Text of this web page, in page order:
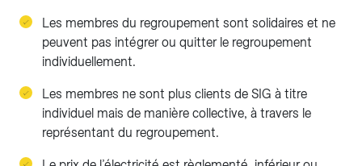
Les membres du regroupement sont solidaires et ne
peuvent pas intégrer ou quitter le regroupement
individuellement.
Les membres ne sont plus clients de SIG à titre
individuel mais de manière collective, à travers le
représentant du regroupement.